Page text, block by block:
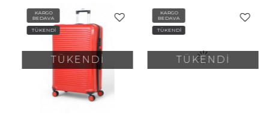
KARGO
BEDAVA
TÜKENDİ
TÜKENDİ
KARGO
BEDAVA
TÜKENDİ
TÜKENDİ